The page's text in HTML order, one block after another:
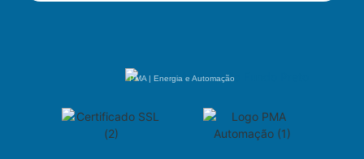
PMA | Energia e Automação